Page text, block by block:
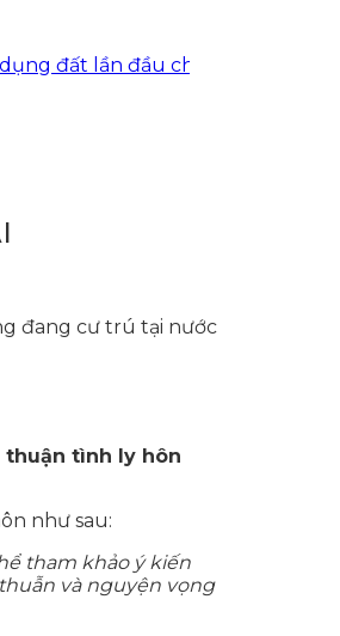
lần đầu cho khách hàng tại xã
đang cư trú tại nước
thuận tình ly hôn
như sau:
tham khảo ý kiến
và nguyện vọng